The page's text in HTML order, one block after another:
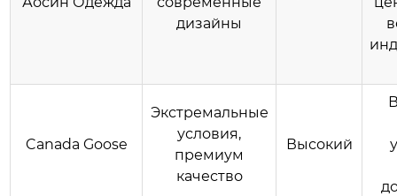
дизайны
Canada Goose
Экстремальные
условия,
премиум
качество
Высокий